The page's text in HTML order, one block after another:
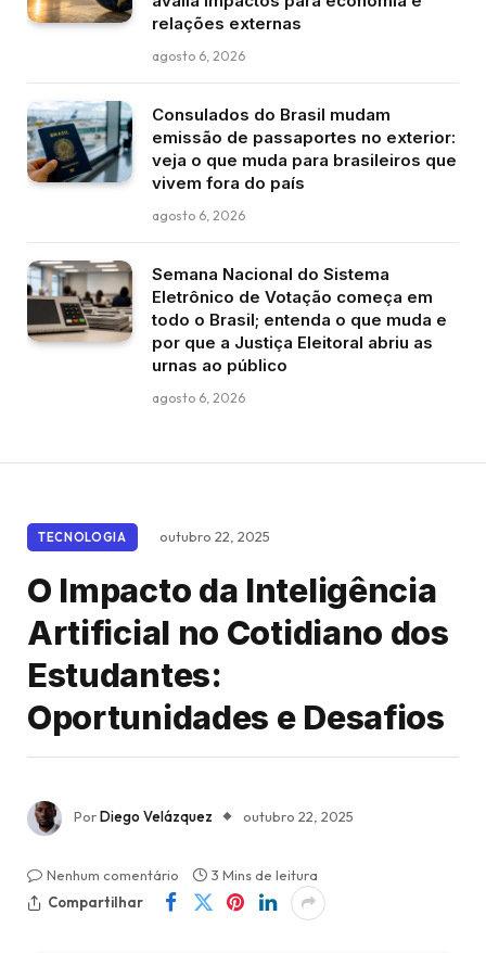
relações externas
agosto 6, 2026
Consulados do Brasil mudam
emissão de passaportes no exterior:
veja o que muda para brasileiros que
vivem fora do país
agosto 6, 2026
Semana Nacional do Sistema
Eletrônico de Votação começa em
todo o Brasil; entenda o que muda e
por que a Justiça Eleitoral abriu as
urnas ao público
agosto 6, 2026
TECNOLOGIA outubro 22, 2025
O Impacto da Inteligência
Artificial no Cotidiano dos
Estudantes:
Oportunidades e Desafios
PorDiego Velázquez outubro 22, 2025
Nenhum comentário
3 Mins de leitura
Compartilhar